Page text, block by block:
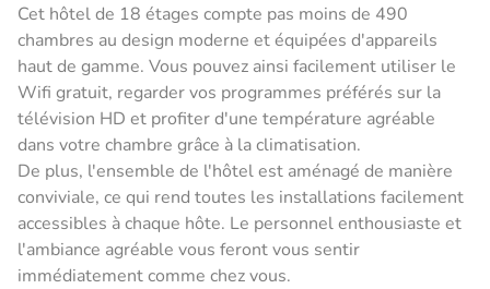
Cet hôtel de 18 étages compte pas moins de 490
chambres au design moderne et équipées d'appareils
haut de gamme. Vous pouvez ainsi facilement utiliser le
Wifi gratuit, regarder vos programmes préférés sur la
télévision HD et profiter d'une température agréable
dans votre chambre grâce à la climatisation.
De plus, l'ensemble de l'hôtel est aménagé de manière
conviviale, ce qui rend toutes les installations facilement
accessibles à chaque hôte. Le personnel enthousiaste et
l'ambiance agréable vous feront vous sentir
immédiatement comme chez vous.